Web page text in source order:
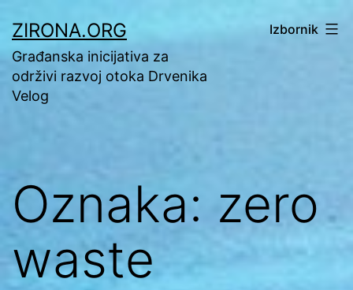
na
sadržaj
ZIRONA.ORG
Građanska inicijativa za
održivi razvoj otoka Drvenika
Velog
Izbornik
Oznaka: zero
waste